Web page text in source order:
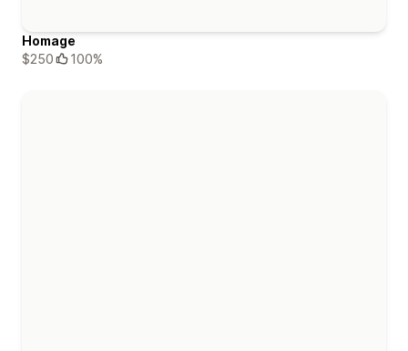
Homage
$250
100%